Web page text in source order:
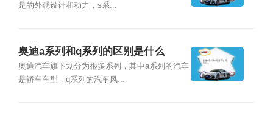
是的外观设计和动力，s系...
奥迪a系列和q系列的区别是什么
奥迪汽车旗下划分为很多系列，其中a系列的汽车
是轿车车型，q系列的汽车风...